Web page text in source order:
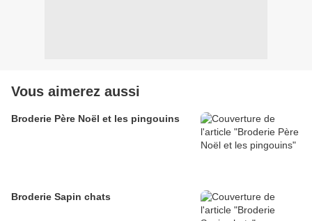
Vous aimerez aussi
Broderie Père Noël et les pingouins
Broderie Sapin chats